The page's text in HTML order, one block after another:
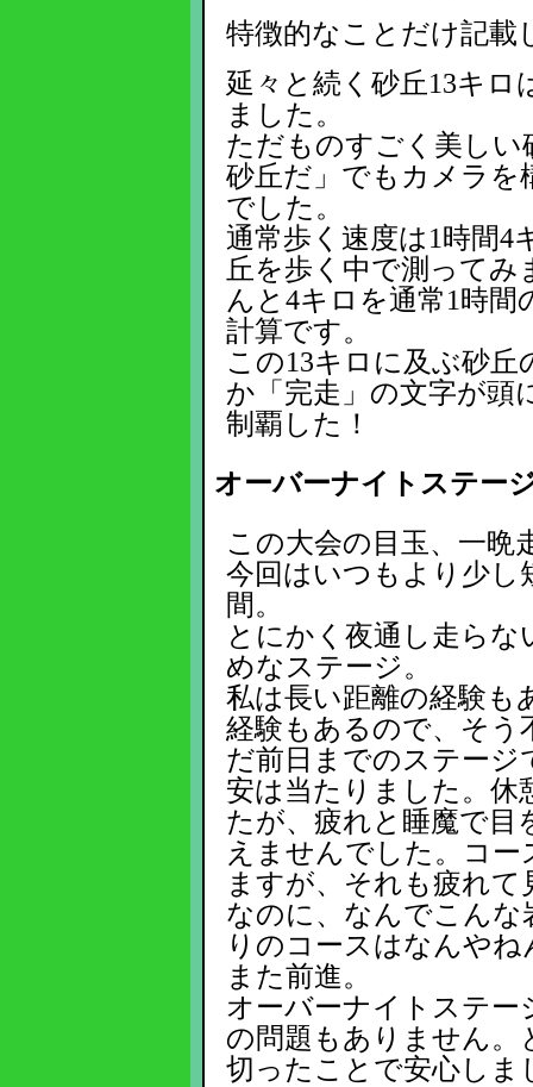
特徴的なことだけ記載
延々と続く砂丘13キ
ました。
ただものすごく美しい
砂丘だ」でもカメラを
でした。
通常歩く速度は1時間4
丘を歩く中で測ってみ
んと4キロを通常1時間
計算です。
この13キロに及ぶ砂
か「完走」の文字が頭
制覇した！
オーバーナイトステー
この大会の目玉、一晩
今回はいつもより少し
間。
とにかく夜通し走ら
めなステージ。
私は長い距離の経験も
経験もあるので、そう
だ前日までのステージ
安は当たりました。休
たが、疲れと睡魔で目
えませんでした。コ
ますが、それも疲れ
なのに、なんでこん
りのコースはなんや
また前進。
オーバーナイトステ
の問題もありません
切ったことで安心しま